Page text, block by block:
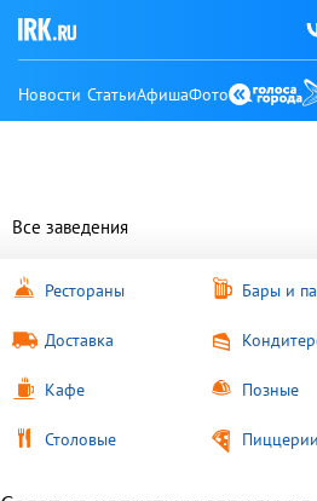
Новости СтатьиАфишаФото
Все заведения
Рестораны Бары и
Доставка
Кафе Позные
Столовые Пиццерии